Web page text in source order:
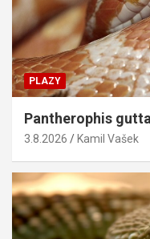
PLAZY
Pantherophis
3.8.2026 Kamil Vašek